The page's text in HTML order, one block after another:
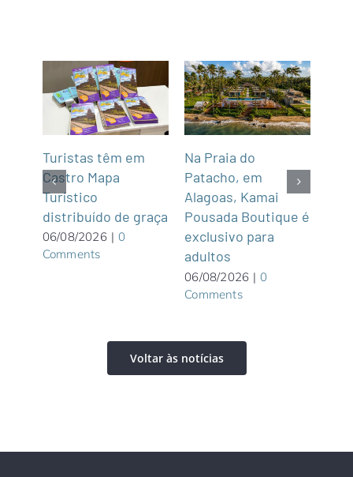
Turistas têm em
Castro Mapa
Turístico
distribuído de graça
06/08/2026 | 0
Comments
Na Praia do
Patacho, em
Alagoas, Kamai
Pousada Boutique é
exclusivo para
adultos
06/08/2026 | 0
Comments
Voltar às notícias